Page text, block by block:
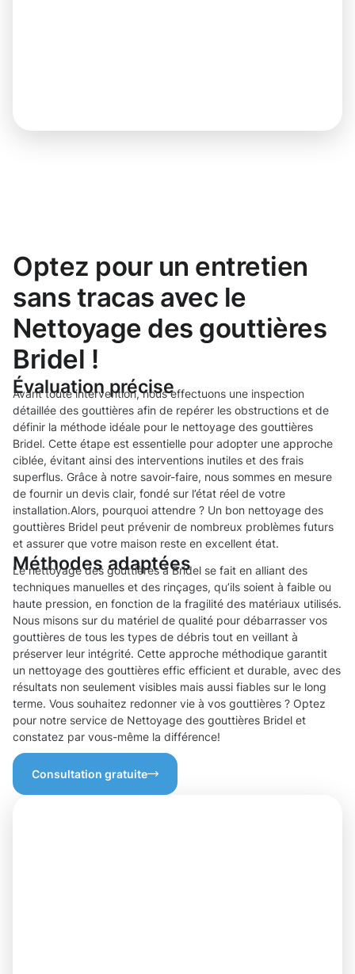
Optez pour un entretien
sans tracas avec le
Nettoyage des gouttières
Bridel !
Évaluation précise
Avant toute intervention, nous effectuons une inspection
détaillée des gouttières afin de repérer les obstructions et de
définir la méthode idéale pour le nettoyage des gouttières
Bridel. Cette étape est essentielle pour adopter une approche
ciblée, évitant ainsi des interventions inutiles et des frais
superflus. Grâce à notre savoir-faire, nous sommes en mesure
de fournir un devis clair, fondé sur l’état réel de votre
installation.Alors, pourquoi attendre ? Un bon nettoyage des
gouttières Bridel peut prévenir de nombreux problèmes futurs
et assurer que votre maison reste en excellent état.
Méthodes adaptées
Le nettoyage des gouttières à Bridel se fait en alliant des
techniques manuelles et des rinçages, qu’ils soient à faible ou
haute pression, en fonction de la fragilité des matériaux utilisés.
Nous misons sur du matériel de qualité pour débarrasser vos
gouttières de tous les types de débris tout en veillant à
préserver leur intégrité. Cette approche méthodique garantit
un nettoyage des gouttières effic efficient et durable, avec des
résultats non seulement visibles mais aussi fiables sur le long
terme. Vous souhaitez redonner vie à vos gouttières ? Optez
pour notre service de Nettoyage des gouttières Bridel et
constatez par vous-même la différence!
Consultation gratuite